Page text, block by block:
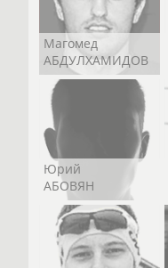
Магомед
АБДУЛХАМИДОВ
Юрий
АБОВЯН